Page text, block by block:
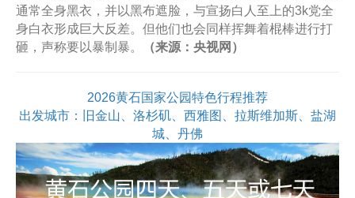
通常全身黑衣，并以黑布遮脸，与宣扬白人至上的3k党全
身白衣形成巨大反差。但他们也会同样挥舞着棍棒进行打
砸，声称要以暴制暴。
（来源：央视网）
2026黄石国家公园特色行程推荐
出发城市：旧金山、洛杉矶、西雅图、拉斯维加斯、盐湖
城、丹佛